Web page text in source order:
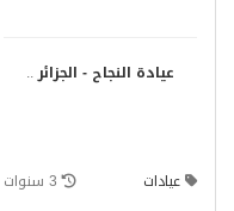
عيادة النجاح - الجزائر..
عيادات 3 سنوات